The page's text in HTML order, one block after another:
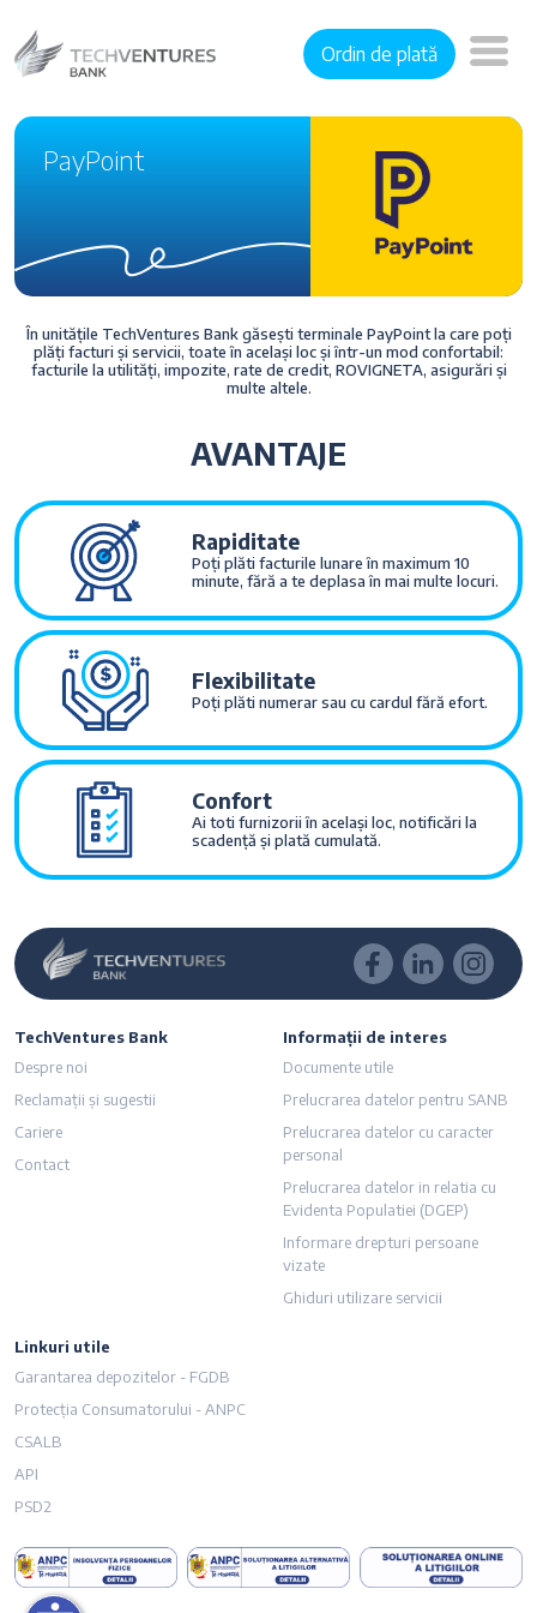
Ordin de plată
PayPoint
În unitățile TechVentures Bank găsești terminale PayPoint la care poți
plăți facturi și servicii, toate în același loc și într-un mod confortabil:
facturile la utilități, impozite, rate de credit, ROVIGNETA, asigurări și
multe altele.
AVANTAJE
Rapiditate
Poți plăti facturile lunare în maximum 10
minute, fără a te deplasa în mai multe locuri.
Flexibilitate
Poți plăti numerar sau cu cardul fără efort.
Confort
Ai toti furnizorii în același loc, notificări la
scadență și plată cumulată.
TechVentures Bank
Despre noi
Reclamații și sugestii
Cariere
Contact
Informații de interes
Documente utile
Prelucrarea datelor pentru SANB
Prelucrarea datelor cu caracter
personal
Prelucrarea datelor in relatia cu
Evidenta Populatiei (DGEP)
Informare drepturi persoane
vizate
Ghiduri utilizare servicii
Linkuri utile
Garantarea depozitelor - FGDB
Protecția Consumatorului - ANPC
CSALB
API
PSD2
textului
dimensiunea textului
culorile
legăturile